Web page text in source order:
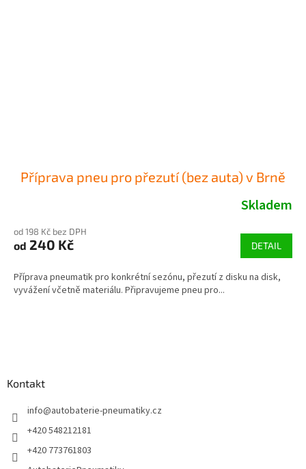
Příprava pneu pro přezutí (bez auta) v Brně
Skladem
od 198 Kč bez DPH
od 240 Kč DETAIL
Příprava pneumatik pro konkrétní sezónu, přezutí z disku na disk,
vyvážení včetně materiálu. Připravujeme pneu pro...
Kontakt
info@autobaterie-pneumatiky.cz
+420 548212181
+420 773761803